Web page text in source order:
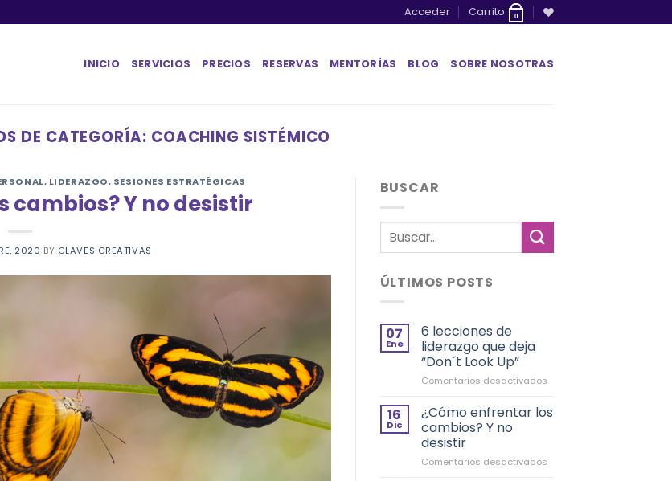
Acceder Carrito 0
INICIO SERVICIOS PRECIOS RESERVAS MENTORÍAS BLOG SOBRE NOSOTRAS
DE CATEGORÍA: COACHING SISTÉMICO
, LIDERAZGO, SESIONES ESTRATÉGICAS
cambios? Y no desistir
2020 BY CLAVES CREATIVAS
BUSCAR
ÚLTIMOS POSTS
07
Ene
6 lecciones de
liderazgo que deja
“Don´t Look Up”
Comentarios desactivadosen
lecciones
de
deja
16
Dic
¿Cómo enfrentar los
cambios? Y no
desistir
Comentarios desactivadosen